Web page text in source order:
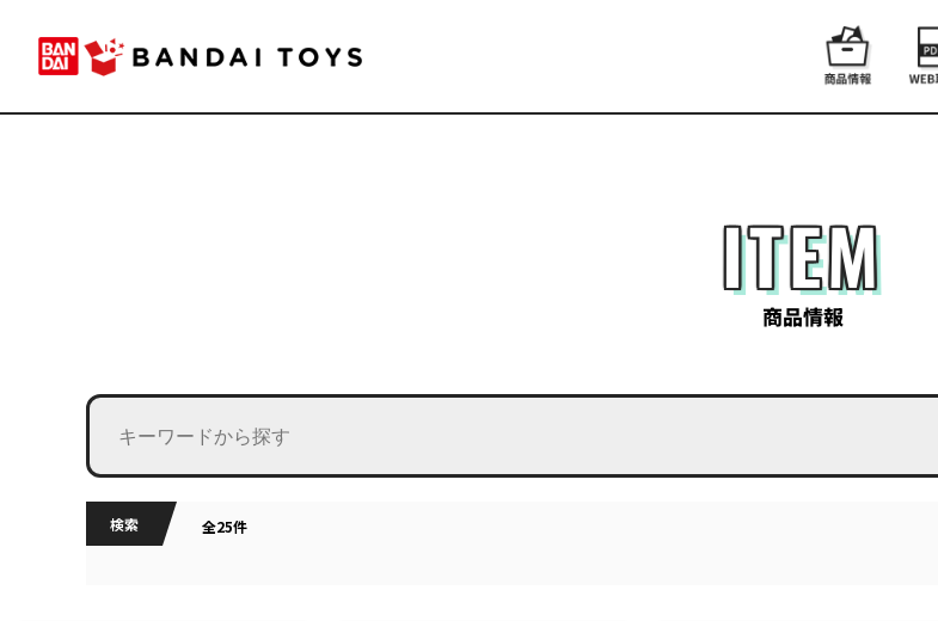
ITEM
商品情報
検索 全25件